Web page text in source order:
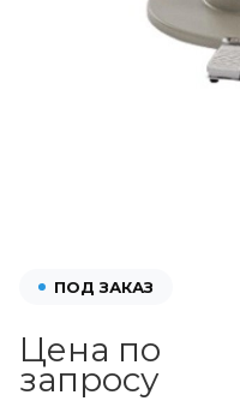
ПОД ЗАКАЗ
Цена по
запросу